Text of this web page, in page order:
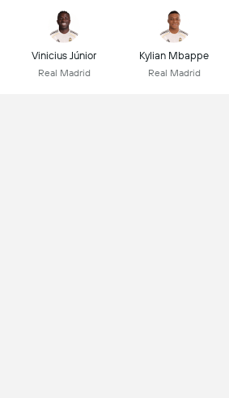
Kylian Mbappe
Real Madrid
Vinicius Júnior
Real Madrid